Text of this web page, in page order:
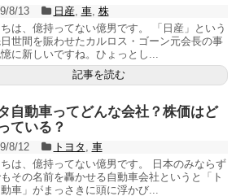
8/13 日産, 車, 株
は、億持ってない億男です。 「日産」という
世間を賑わせたカルロス・ゴーン元会長の事
に新しいですね。ひょっとし...
記事を読む
自動車ってどんな会社？株価はど
ている？
8/12 トヨタ , 車
は、億持ってない億男です。 日本のみならず
その名前を轟かせる自動車会社というと「ト
車」がまっさきに頭に浮かび...